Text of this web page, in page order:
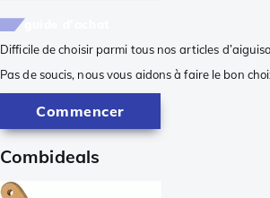
Difficile de choisir parmi tous nos articles
Pas de soucis, nous vous aidons à faire le bon
Commencer
Combideals